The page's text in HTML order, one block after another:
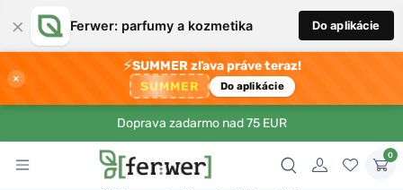
× Ferwer: parfumy a kozmetika Do aplikácie
×
⚡SUMMER zľava práve teraz!
SUMMER Do aplikácie
Doprava zadarmo nad 75 EUR
0